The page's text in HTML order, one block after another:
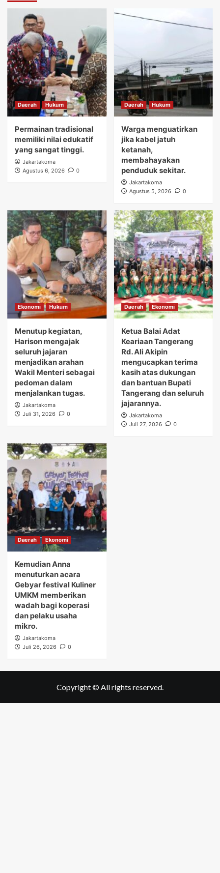
Daerah Hukum
Permainan tradisional
memiliki nilai edukatif
yang sangat tinggi.
Jakartakoma
Agustus 6, 2026
0
Daerah Hukum
Warga menguatirkan
jika kabel jatuh
ketanah,
membahayakan
penduduk sekitar.
Jakartakoma
Agustus 5, 2026
0
Ekonomi Hukum
Menutup kegiatan,
Harison mengajak
seluruh jajaran
menjadikan arahan
Wakil Menteri sebagai
pedoman dalam
menjalankan tugas.
Jakartakoma
Juli 31, 2026
0
Daerah Ekonomi
Ketua Balai Adat
Keariaan Tangerang
Rd. Ali Akipin
mengucapkan terima
kasih atas dukungan
dan bantuan Bupati
Tangerang dan seluruh
jajarannya.
Jakartakoma
Juli 27, 2026
0
Daerah Ekonomi
Kemudian Anna
menuturkan acara
Gebyar festival Kuliner
UMKM memberikan
wadah bagi koperasi
dan pelaku usaha
mikro.
Jakartakoma
Juli 26, 2026
0
Copyright © All rights reserved.